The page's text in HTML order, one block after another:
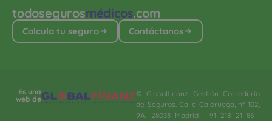
todosegurosmédicos.com
Calcula tu seguro Contáctanos
Es una
web de
© Globalfinanz Gestión Correduría
de Seguros. Calle Caleruega, nº 102,
9A, 28033 Madrid · 91 218 21 86 ·